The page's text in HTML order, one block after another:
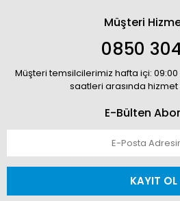
Müşteri
0850
Müşteri temsilcilerimiz hafta içi: 09:00
saatleri arasında
E-Bülten
KAYIT OL